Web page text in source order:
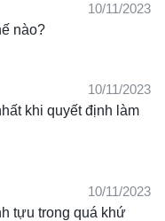
10/11/2023
nào?
10/11/2023
khi quyết định làm
10/11/2023
tựu trong quá khứ